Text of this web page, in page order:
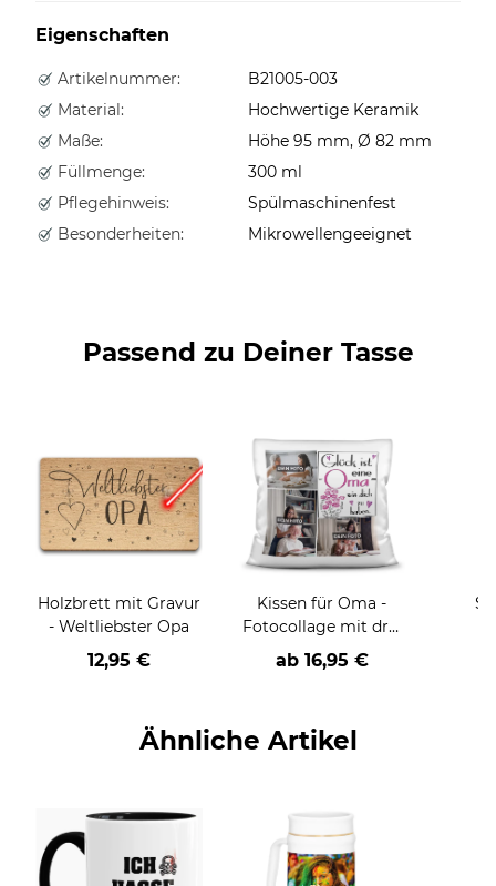
Eigenschaften
Artikelnummer:
B21005-003
Material:
Hochwertige Keramik
Maße:
Höhe 95 mm, Ø 82 mm
Füllmenge:
300 ml
Pflegehinweis:
Spülmaschinenfest
Besonderheiten:
Mikrowellengeeignet
Passend zu Deiner Tasse
Holzbrett mit Gravur
- Weltliebster Opa
12,95 €
Kissen für Oma -
Fotocollage mit drei
Fotos zum selbst
Gestalten - inkl.
ab 16,95 €
Ähnliche Artikel